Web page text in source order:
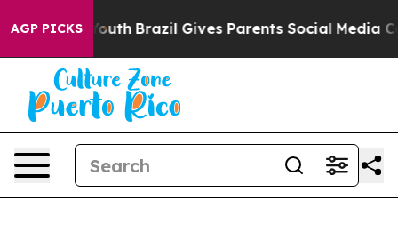
AGP PICKS
to Youth Brazil Gives Parents Social Media